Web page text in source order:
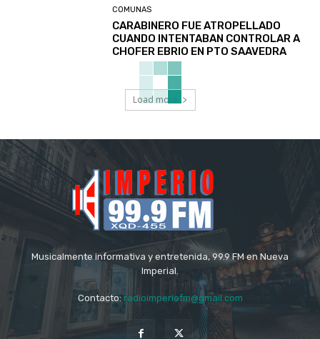
COMUNAS
CARABINERO FUE ATROPELLADO
CUANDO INTENTABAN CONTROLAR A
CHOFER EBRIO EN PTO SAAVEDRA
Load more
Musicalmente informativa y entretenida, 99.9 FM en Nueva
Imperial.
Contacto:radioimperiofm@gmail.com